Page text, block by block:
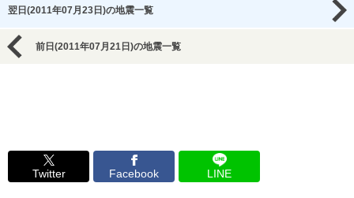
翌日(2011年07月23日)の地震一覧
前日(2011年07月21日)の地震一覧
Twitter Facebook LINE